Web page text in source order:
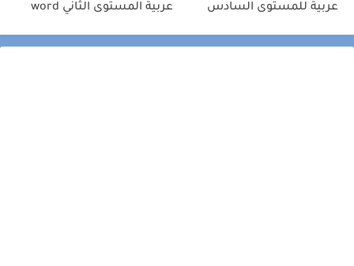
عربية للمستوى السادس
عربية المستوى الثاني word